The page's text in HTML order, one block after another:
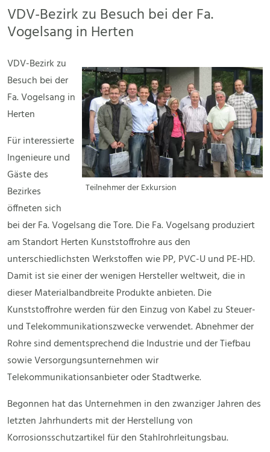
VDV-Bezirk zu Besuch bei der Fa.
Vogelsang in Herten
Teilnehmer der Exkursion
VDV-Bezirk zu
Besuch bei der
Fa. Vogelsang in
Herten
Für interessierte
Ingenieure und
Gäste des
Bezirkes
öffneten sich
bei der Fa. Vogelsang die Tore. Die Fa. Vogelsang produziert
am Standort Herten Kunststoffrohre aus den
unterschiedlichsten Werkstoffen wie PP, PVC-U und PE-HD.
Damit ist sie einer der wenigen Hersteller weltweit, die in
dieser Materialbandbreite Produkte anbieten. Die
Kunststoffrohre werden für den Einzug von Kabel zu Steuer-
und Telekommunikationszwecke verwendet. Abnehmer der
Rohre sind dementsprechend die Industrie und der Tiefbau
sowie Versorgungsunternehmen wir
Telekommunikationsanbieter oder Stadtwerke.
Begonnen hat das Unternehmen in den zwanziger Jahren des
letzten Jahrhunderts mit der Herstellung von
Korrosionsschutzartikel für den Stahlrohrleitungsbau.